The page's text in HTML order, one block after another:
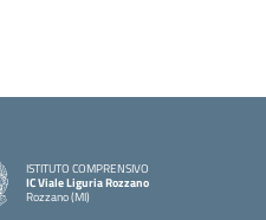
ISTITUTO COMPRENSIVO
IC Viale Liguria Rozzano
Rozzano (MI)